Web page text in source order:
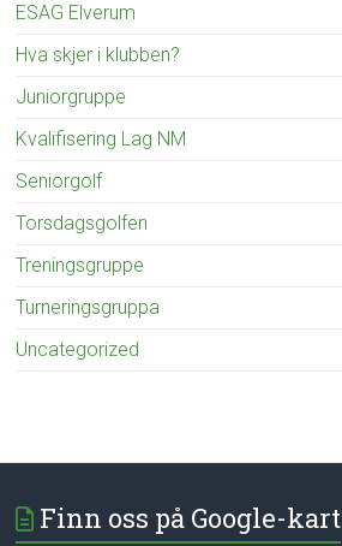
ESAG Elverum
Hva skjer i klubben?
Juniorgruppe
Kvalifisering Lag NM
Seniorgolf
Torsdagsgolfen
Treningsgruppe
Turneringsgruppa
Uncategorized
Finn oss på Google-kart